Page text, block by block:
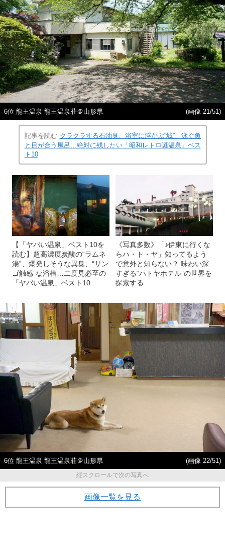
6位 龍王温泉 龍王温泉荘＠山形県 (画像 21/51)
記事を読む クラクラする石油臭、浴室に浮かぶ“城”、泳ぐ魚
と目が合う風呂…絶対に残したい「昭和レトロ謎温泉」ベス
ト10
【「ヤバい温泉」ベスト10を
読む】超高濃度炭酸の“ラムネ
湯”、爆発しそうな異臭、“サン
ゴ触感”な浴槽…二度見必至の
「ヤバい温泉」ベスト10
《写真多数》「♪伊東に行くな
らハ・ト・ヤ」知ってるよう
で意外と知らない？ 味わい深
すぎる“ハトヤホテル”の世界を
探索する
6位 龍王温泉 龍王温泉荘＠山形県
(画像 22/51)
縦スクロールで次の写真へ
画像一覧を見る